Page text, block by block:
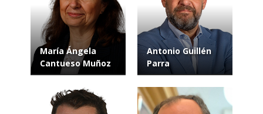
María Ángela
Cantueso Muñoz
Antonio Guillén
Parra